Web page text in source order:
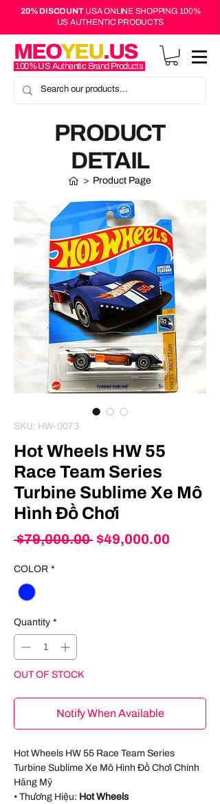
20% DISCOUNTUSA ONLINE SHOPPING 100%
US AUTHENTIC PRODUCTS
MEOYEU.US
100% US Authentic Brand Products
PRODUCT
DETAIL
> Product Page
SKU: HW-0073
Hot Wheels HW 55
Race Team Series
Turbine Sublime Xe Mô
Hình Đồ Chơi
$79,000.00 Regular
$49,000.00
COLOR *
Quantity *
OUT OF STOCK
Notify When Available
Hot Wheels HW 55 Race Team Series
Turbine Sublime Xe Mô Hình Đồ Chơi Chính
Hãng Mỹ
• Thương Hiệu: Hot Wheels